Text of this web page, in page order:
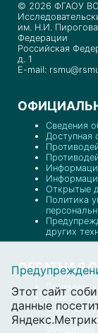
© 2026 ФГАОУ ВО
им. Н.И.
Федерации
Российская
д. 1
E-mail:
Сведения
Доступная
Открытые
Политика
других
ОБРАТНАЯ
Приемная
Пресс-
Отдел
Обратная
Минздраве
Этот сайт
данные